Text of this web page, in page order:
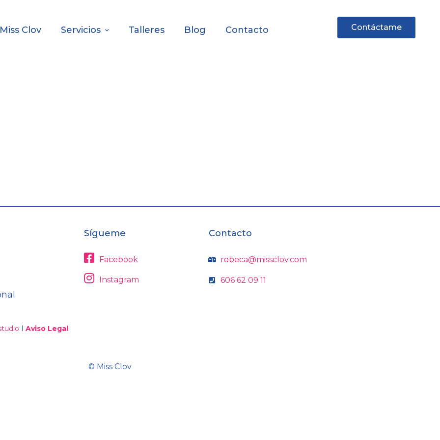
Clov Servicios Talleres Blog Contacto Contáctame
I Aviso Legal
Sígueme
Facebook
Instagram
Contacto
rebeca@missclov.com
606 62 09 11
© Miss Clov